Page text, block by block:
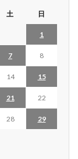
土 日
1
7 8
14 15
21 22
28 29